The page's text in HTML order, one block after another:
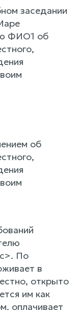
заседании
ФИО1 об
об
По
в
открыто
им как
оплачивает